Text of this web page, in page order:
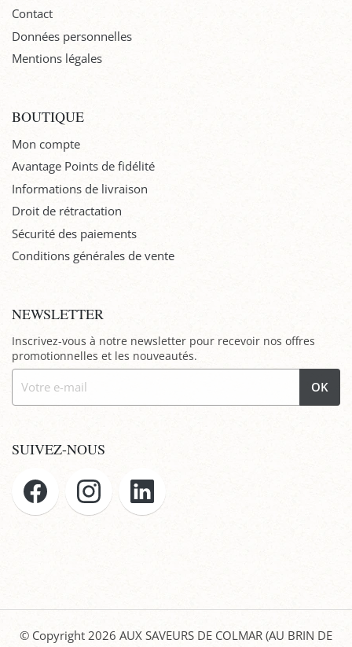
Contact
Données personnelles
Mentions légales
BOUTIQUE
Mon compte
Avantage Points de fidélité
Informations de livraison
Droit de rétractation
Sécurité des paiements
Conditions générales de vente
NEWSLETTER
Inscrivez-vous à notre newsletter pour recevoir nos offres
promotionnelles et les nouveautés.
OK
SUIVEZ-NOUS
© Copyright 2026 AUX SAVEURS DE COLMAR (AU BRIN DE